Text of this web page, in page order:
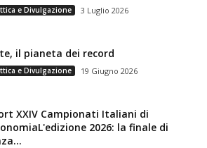
e Divulgazione 3 Luglio 2026
il pianeta dei record
e Divulgazione 19 Giugno 2026
XXIV Campionati Italiani di
2026: la finale di